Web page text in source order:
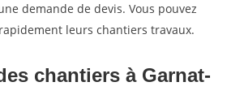
demande de devis. Vous pouvez
leurs chantiers travaux.
chantiers à Garnat-